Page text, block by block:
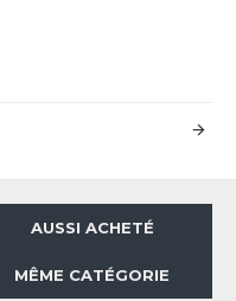
AUSSI ACHETÉ
MÊME CATÉGORIE